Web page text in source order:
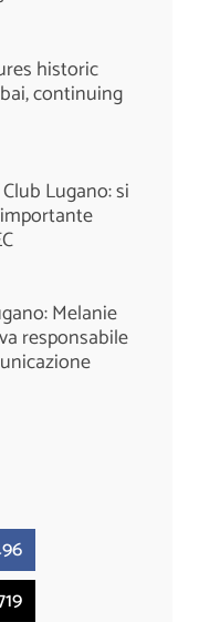
historic
continuing
Lugano: si
Melanie
responsabile